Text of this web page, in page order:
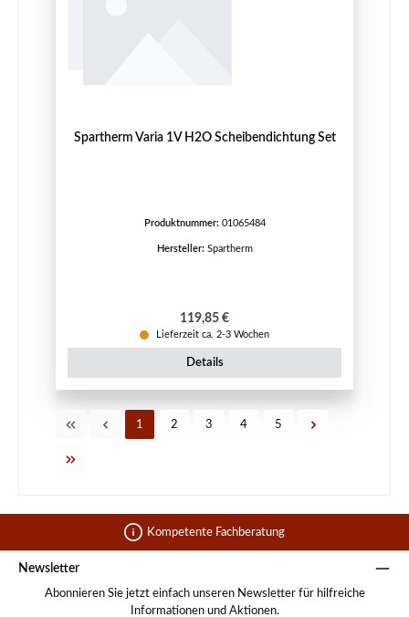
Spartherm Varia 1V H2O Scheibendichtung Set
Produktnummer: 01065484
Hersteller: Spartherm
Regulärer Preis:
119,85 €
Lieferzeit ca. 2-3 Wochen
Details
Seite
1 Seite
2 Seite
3 Seite
4 Seite
5
Kompetente Fachberatung
Newsletter
Abonnieren Sie jetzt einfach unseren Newsletter für hilfreiche
Informationen und Aktionen.